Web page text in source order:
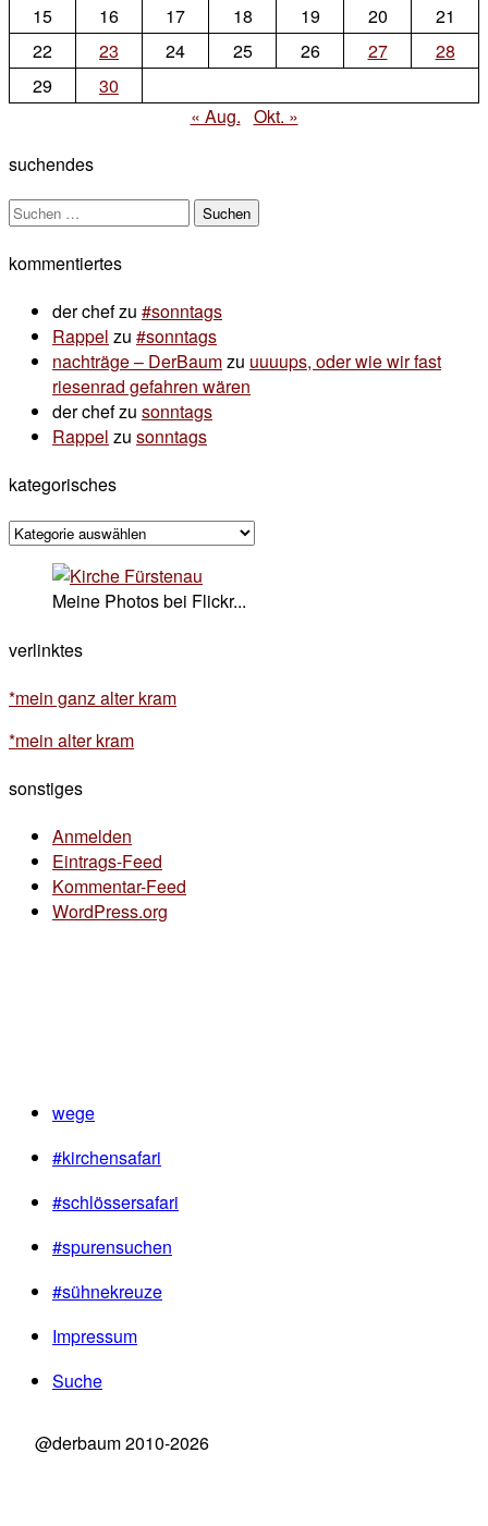
15
16 17 18 19 20
21
22
23 24 25 26 27
28
29
30
« Aug. Okt. »
suchendes
Suchen
kommentiertes
der chefzu #sonntags
Rappel zu #sonntags
nachträge – DerBaumzu uuuups, oder wie wir fast
riesenrad gefahren wären
der chefzu sonntags
Rappel zu sonntags
kategorisches
kategorisches
Meine Photos bei Flickr...
verlinktes
*mein ganz alter kram
*mein alter kram
sonstiges
Anmelden
Eintrags-Feed
Kommentar-Feed
WordPress.org
wege
#kirchensafari
#schlössersafari
#spurensuchen
#sühnekreuze
Impressum
Suche
@derbaum 2010-2026